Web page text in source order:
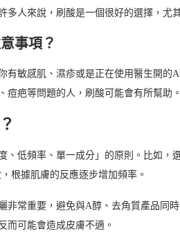
多人來說，刷酸是一個很好的選擇，尤
事項？
有敏感肌、濕疹或是正在使用醫生開的
痘疤等問題的人，刷酸可能會有所幫助。
、低頻率、單一成分」的原則。比如，
根據肌膚的反應逐步增加頻率。
非常重要，避免與A醇、去角質產品同
而可能會造成皮膚不適。